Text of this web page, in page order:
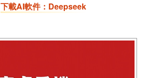
下載AI軟件：Deepseek